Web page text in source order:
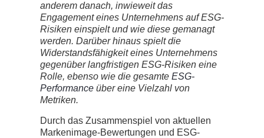
anderem danach, inwieweit das
Engagement eines Unternehmens auf ESG-
Risiken einspielt und wie diese gemanagt
werden. Darüber hinaus spielt die
Widerstandsfähigkeit eines Unternehmens
gegenüber langfristigen ESG-Risiken eine
Rolle, ebenso wie die gesamte ESG-
Performance über eine Vielzahl von
Metriken.
Durch das Zusammenspiel von aktuellen
Markenimage-Bewertungen und ESG-